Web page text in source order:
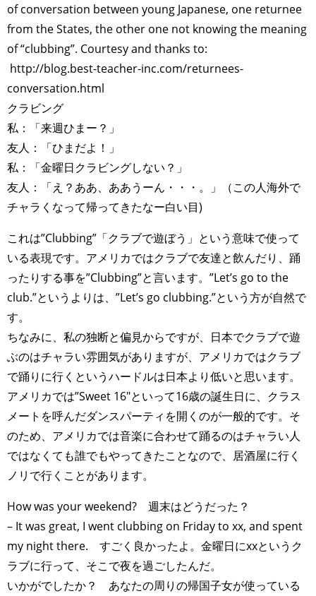
of conversation between young Japanese, one returnee
from the States, the other one not knowing the meaning
of “clubbing”. Courtesy and thanks to:
http://blog.best-teacher-inc.com/returnees-
conversation.html
クラビング
私：「来週ひまー？」
友人：「ひまだよ！」
私：「金曜日クラビングしない？」
友人：「え？ああ、ああうーん・・・。」（この人海外で
チャラくなって帰ってきたなー白い目)
これは”Clubbing”「クラブで遊ぼう」という意味で使って
いる表現です。アメリカではクラブで友達と飲んだり、踊
ったりする事を”Clubbing”と言います。”Let’s go to the
club.”というよりは、”Let’s go clubbing.”という方が自然で
す。
ちなみに、私の独断と偏見からですが、日本でクラブで遊
ぶのはチャラい雰囲気がありますが、アメリカではクラブ
で踊りに行くというハードルは日本より低いと思います。
アメリカでは”Sweet 16″といって16歳の誕生日に、クラス
メートを呼んだダンスパーティを開くのが一般的です。そ
のため、アメリカでは音楽に合わせて踊るのはチャラい人
ではなくても誰でもやってきたことなので、居酒屋に行く
ノリで行くことがあります。
How was your weekend? 週末はどうだった？
– It was great, I went clubbing on Friday to xx, and spent
my night there. すごく良かったよ。金曜日にxxというク
ラブに行って、そこで夜を過ごしたんだ。
いかがでしたか？ あなたの周りの帰国子女が使っている